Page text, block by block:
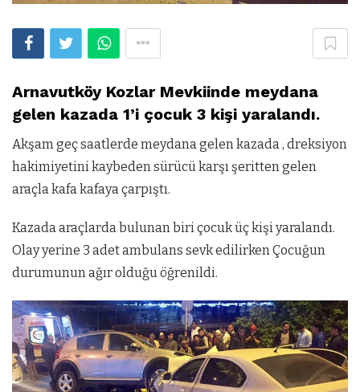
Arnavutköy Kozlar Mevkiinde meydana
gelen kazada 1’i çocuk 3 kişi yaralandı.
Akşam geç saatlerde meydana gelen kazada , dreksiyon
hakimiyetini kaybeden sürücü karşı şeritten gelen
araçla kafa kafaya çarpıştı.
Kazada araçlarda bulunan biri çocuk üç kişi yaralandı.
Olay yerine 3 adet ambulans sevk edilirken Çocuğun
durumunun ağır olduğu öğrenildi.